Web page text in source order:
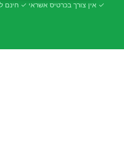
✓ אין צורך בכרטיס אשראי ✓ חינם